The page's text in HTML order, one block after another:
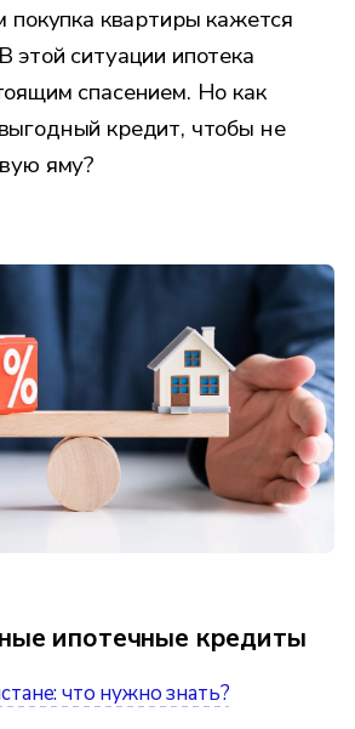
покупка квартиры кажется
этой ситуации ипотека
спасением. Но как
кредит, чтобы не
яму?
ипотечные кредиты
что нужно знать?